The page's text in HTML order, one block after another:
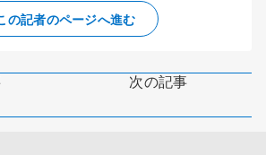
の記者のページへ進む
次の記事